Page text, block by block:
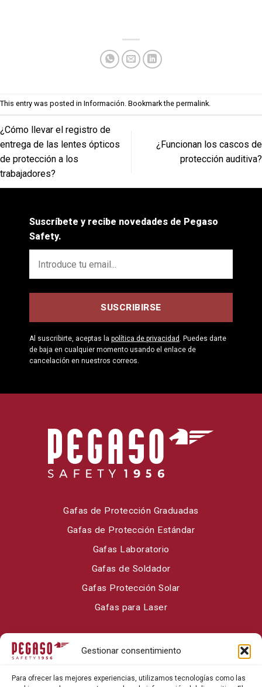
Gestionar consentimiento
Para ofrecer las mejores experiencias, utilizamos tecnologías como las
This entry was posted in Información. Bookmark the permalink.
¿Cómo llevar el registro de
entrega de las lentes ópticos
de protección a los
trabajadores?
¿Funcionan los cascos de
protección auditiva?
Suscríbete y recibe novedades de Pegaso
Safety.
Al suscribirte, aceptas la política de privacidad . Puedes darte
de baja en cualquier momento usando el enlace de
cancelación en nuestros correos.
Gafas de Protección Graduadas
Gafas de Protección Estándar
Gafas Laboratorio
Gafas de Soldador
Gafas Protección Solar
Gafas para Laser
Sobre Pegaso Safety